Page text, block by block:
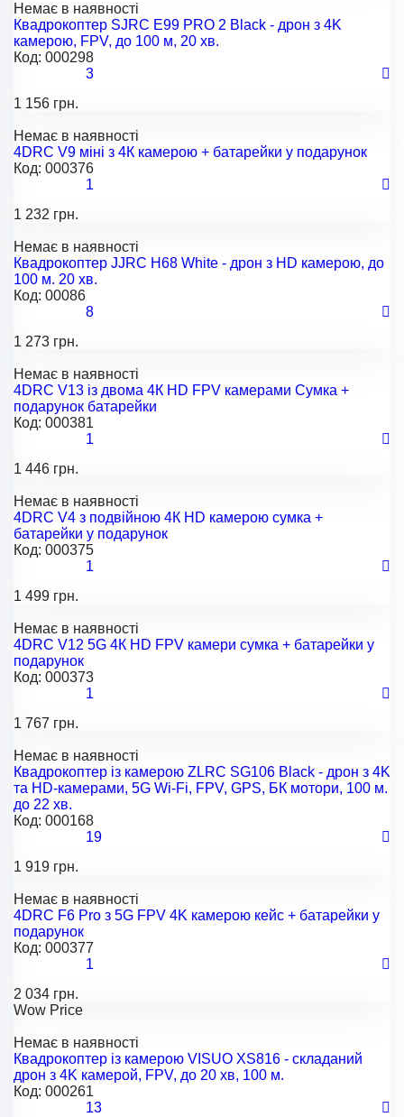
Немає в наявності
Квадрокоптер SJRC E99 PRO 2 Black - дрон з 4K
камерою, FPV, до 100 м, 20 хв.
Код: 000298
3
1 156 грн.
Немає в наявності
4DRC V9 міні з 4К камерою + батарейки у подарунок
Код: 000376
1
1 232 грн.
Немає в наявності
Квадрокоптер JJRC H68 White - дрон з HD камерою, до
100 м. 20 хв.
Код: 00086
8
1 273 грн.
Немає в наявності
4DRC V13 із двома 4К HD FPV камерами Сумка +
подарунок батарейки
Код: 000381
1
1 446 грн.
Немає в наявності
4DRC V4 з подвійною 4К HD камерою сумка +
батарейки у подарунок
Код: 000375
1
1 499 грн.
Немає в наявності
4DRC V12 5G 4К HD FPV камери сумка + батарейки у
подарунок
Код: 000373
1
1 767 грн.
Немає в наявності
Квадрокоптер із камерою ZLRC SG106 Black - дрон з 4K
та HD-камерами, 5G Wi-Fi, FPV, GPS, БК мотори, 100 м.
до 22 хв.
Код: 000168
19
1 919 грн.
Немає в наявності
4DRC F6 Pro з 5G FPV 4K камерою кейс + батарейки у
подарунок
Код: 000377
1
2 034 грн.
Wow Price
Немає в наявності
Квадрокоптер із камерою VISUO XS816 - складаний
дрон з 4K камерой, FPV, до 20 хв, 100 м.
Код: 000261
13